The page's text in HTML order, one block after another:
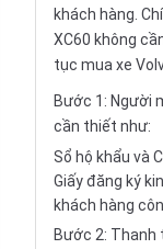
khách hàng.
XC60 không
tục mua xe
Bước 1: Người
cần thiết như:
Sổ hộ khẩu và
Giấy đăng ký
khách hàng
Bước 2: Thanh